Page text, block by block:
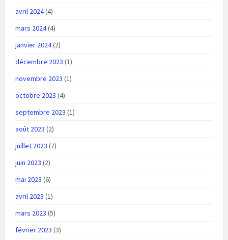
avril 2024(4)
mars 2024(4)
janvier 2024(2)
décembre 2023 (1)
novembre 2023 (1)
octobre 2023 (4)
septembre 2023 (1)
août 2023 (2)
juillet 2023 (7)
juin 2023 (2)
mai 2023 (6)
avril 2023 (1)
mars 2023 (5)
février 2023 (3)